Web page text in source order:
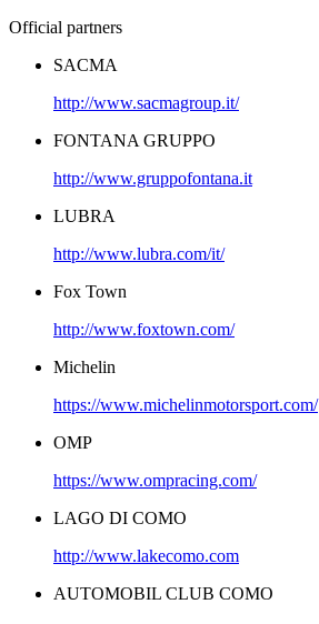
Official partners
SACMA
http://www.sacmagroup.it/
FONTANA GRUPPO
http://www.gruppofontana.it
LUBRA
http://www.lubra.com/it/
Fox Town
http://www.foxtown.com/
Michelin
https://www.michelinmotorsport.com/
OMP
https://www.ompracing.com/
LAGO DI COMO
http://www.lakecomo.com
AUTOMOBIL CLUB COMO